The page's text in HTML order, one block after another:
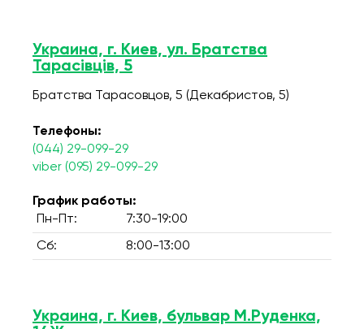
Украина, г. Киев, ул. Братства
Тарасівців, 5
Братства Тарасовцов, 5 (Декабристов, 5)
Телефоны:
(044) 29-099-29
viber (095) 29-099-29
График работы:
Пн-Пт:
7:30-19:00
Сб: 8:00-13:00
Украина, г. Киев, бульвар М.Руденка,